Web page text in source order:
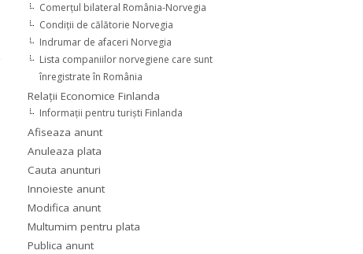
Comerţul bilateral România-Norvegia
Condiții de călătorie Norvegia
Indrumar de afaceri Norvegia
Lista companiilor norvegiene care sunt
înregistrate în România
Relaţii Economice Finlanda
Informaţii pentru turişti Finlanda
Afiseaza anunt
Anuleaza plata
Cauta anunturi
Innoieste anunt
Modifica anunt
Multumim pentru plata
Publica anunt